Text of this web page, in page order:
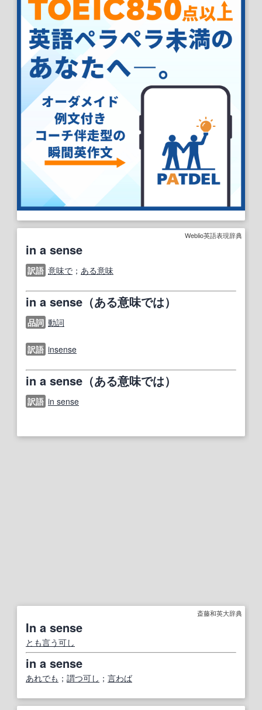
Weblio英語表現辞典
in a sense
訳語 意味で ； ある意味
in a sense（ある意味では）
品詞 動詞
訳語 insense
in a sense（ある意味では）
訳語 in sense
斎藤和英大辞典
In a sense
とも言う可し
in a sense
あれでも ； 謂つ可し ； 言わば